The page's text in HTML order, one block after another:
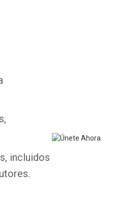
incluidos
Facebook